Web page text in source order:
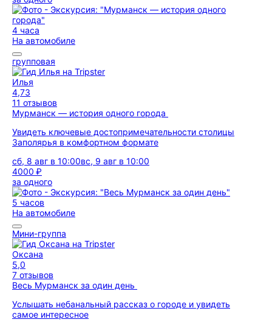
4 часа
На автомобиле
групповая
Илья
4,73
11 отзывов
Мурманск — история одного города
Увидеть ключевые достопримечательности столицы
Заполярья в комфортном формате
сб, 8 авг в 10:00вс, 9 авг в 10:00
4000 ₽
за одного
5 часов
На автомобиле
Мини-группа
Оксана
5,0
7 отзывов
Весь Мурманск за один день
Услышать небанальный рассказ о городе и увидеть
самое интересное